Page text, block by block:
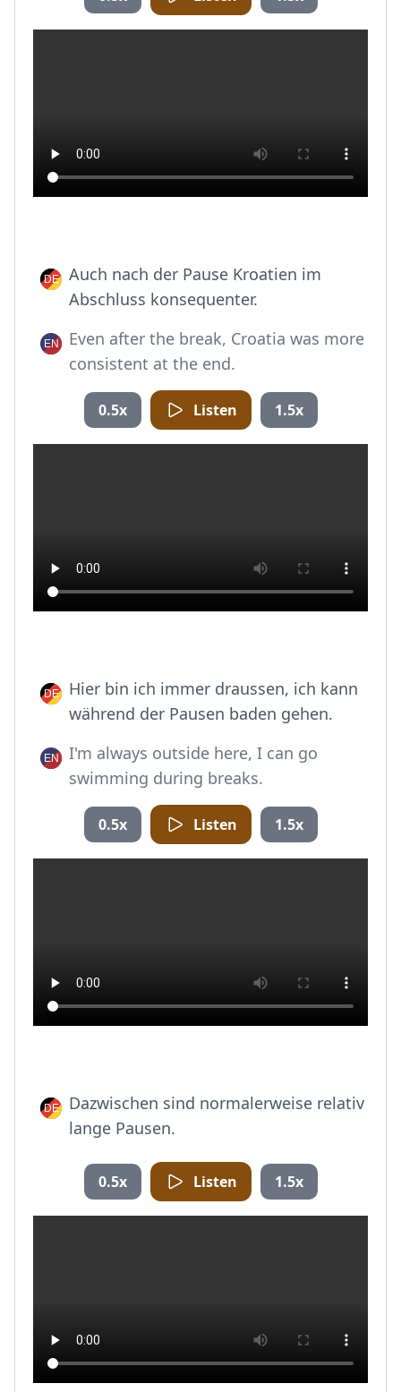
Auch nach der Pause Kroatien im
Abschluss konsequenter.
Even after the break, Croatia was more
consistent at the end.
0.5x Listen 1.5x
Hier bin ich immer draussen, ich kann
während der Pausen baden gehen.
I'm always outside here, I can go
swimming during breaks.
0.5x Listen 1.5x
Dazwischen sind normalerweise relativ
lange Pausen.
0.5x Listen 1.5x